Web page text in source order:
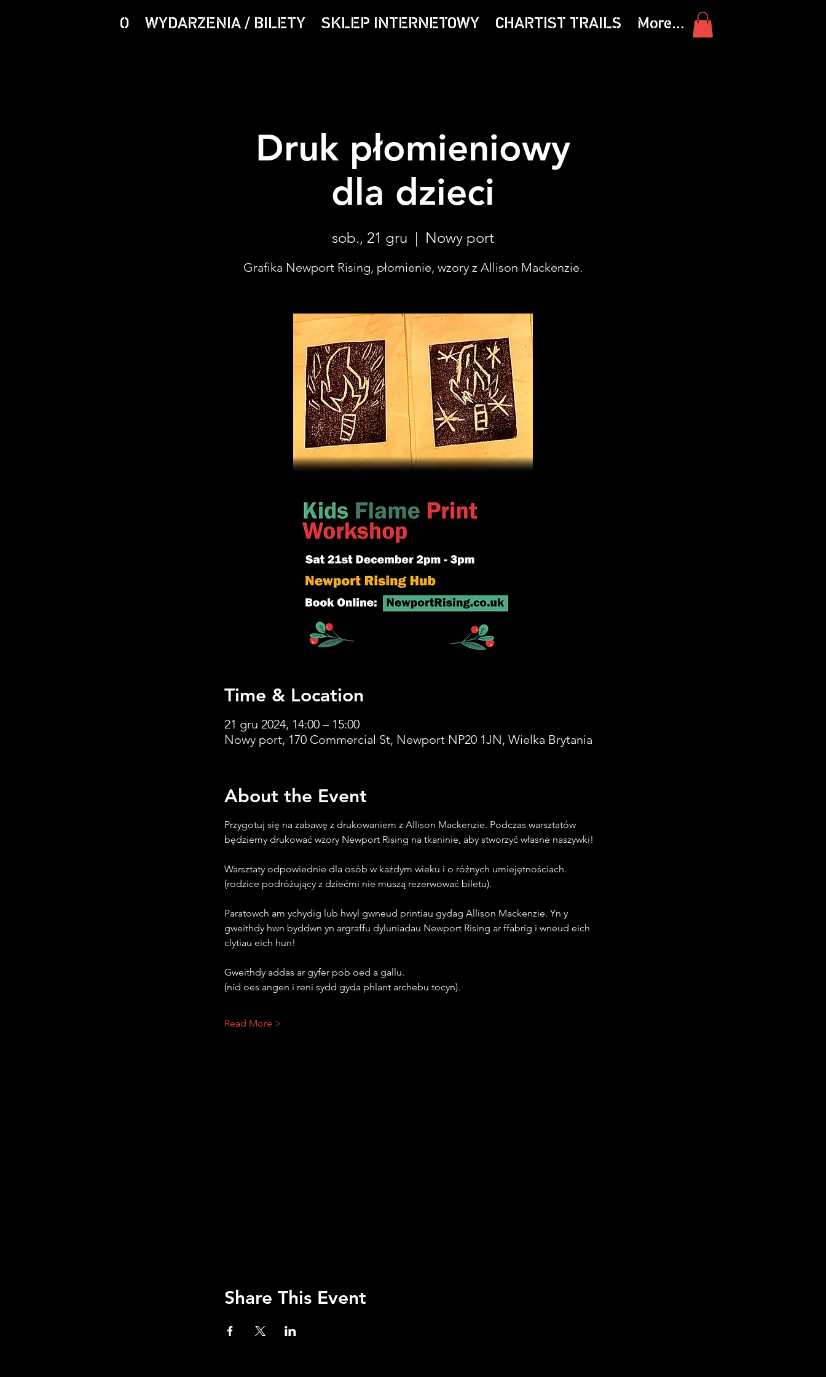
O WYDARZENIA / BILETY SKLEP INTERNETOWY CHARTIST TRAILS More...
Druk płomieniowy
dla dzieci
sob., 21 gru
  |
Nowy port
Grafika Newport Rising, płomienie, wzory z Allison Mackenzie.
Time & Location
21 gru 2024, 14:00 – 15:00
Nowy port, 170 Commercial St, Newport NP20 1JN, Wielka Brytania
About the Event
Przygotuj się na zabawę z drukowaniem z Allison Mackenzie. Podczas warsztatów
będziemy drukować wzory Newport Rising na tkaninie, aby stworzyć własne naszywki!
Warsztaty odpowiednie dla osób w każdym wieku i o różnych umiejętnościach.
(rodzice podróżujący z dziećmi nie muszą rezerwować biletu).
Paratowch am ychydig lub hwyl gwneud printiau gydag Allison Mackenzie. Yn y
gweithdy hwn byddwn yn argraffu dyluniadau Newport Rising ar ffabrig i wneud eich
clytiau eich hun!
Gweithdy addas ar gyfer pob oed a gallu.
(nid oes angen i reni sydd gyda phlant archebu tocyn).
Read More >
Share This Event